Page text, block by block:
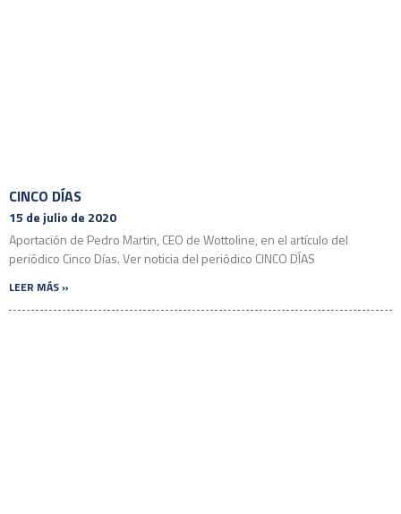
CINCO DÍAS
15 de julio de 2020
Aportación de Pedro Martin, CEO de Wottoline, en el artículo del
periódico Cinco Días. Ver noticia del periódico CINCO DÍAS
LEER MÁS »